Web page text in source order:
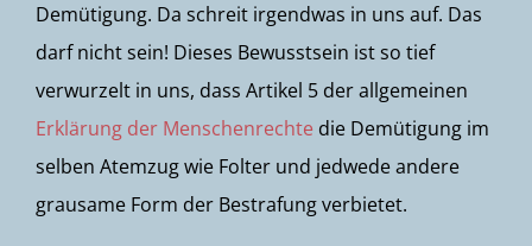
Demütigung. Da schreit irgendwas in uns auf. Das
darf nicht sein! Dieses Bewusstsein ist so tief
verwurzelt in uns, dass Artikel 5 der allgemeinen
Erklärung der Menschenrechte die Demütigung im
selben Atemzug wie Folter und jedwede andere
grausame Form der Bestrafung verbietet.